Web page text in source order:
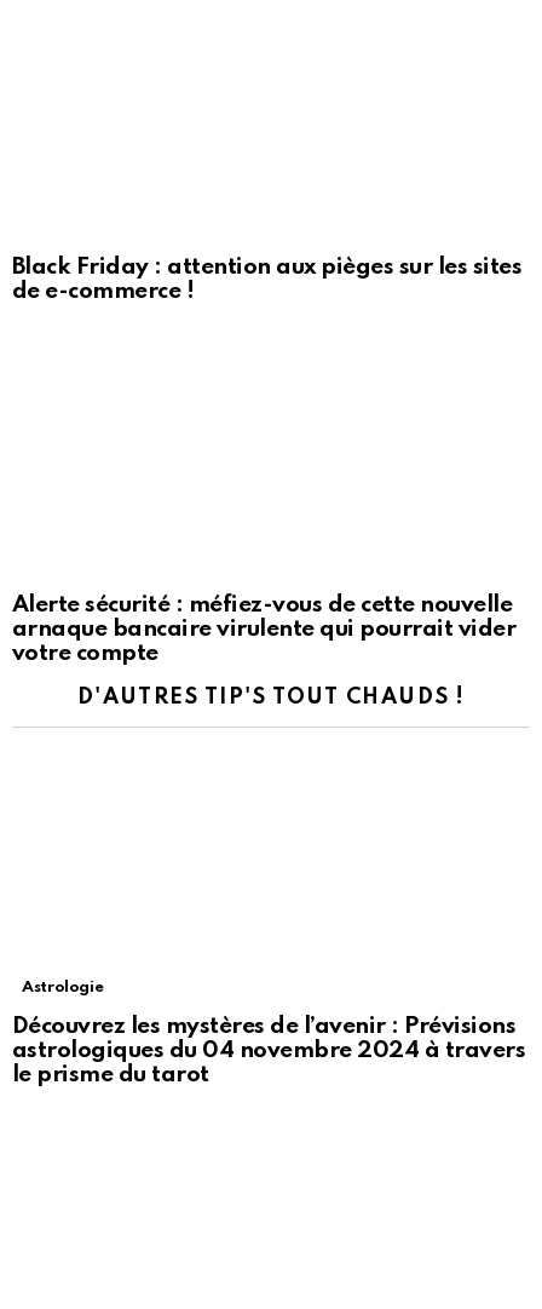
Black Friday : attention aux pièges sur les sites
de e-commerce !
Alerte sécurité : méfiez-vous de cette nouvelle
arnaque bancaire virulente qui pourrait vider
votre compte
D'AUTRES TIP'S TOUT CHAUDS !
Astrologie
Découvrez les mystères de l’avenir : Prévisions
astrologiques du 04 novembre 2024 à travers
le prisme du tarot